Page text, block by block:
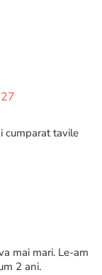
cumparat tavile
mai mari. Le-am
2 ani.